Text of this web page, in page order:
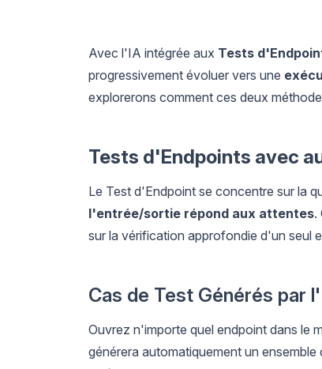
Avec l'IA intégrée aux Tests
progressivement évoluer vers une
explorerons comment ces deux
Tests d'Endpoints avec
Le Test d'Endpoint se concentre sur la
l'entrée/sortie répond aux attentes.
sur la vérification approfondie d'un seul
Cas de Test Générés par
Ouvrez n'importe quel endpoint dans le
générera automatiquement un